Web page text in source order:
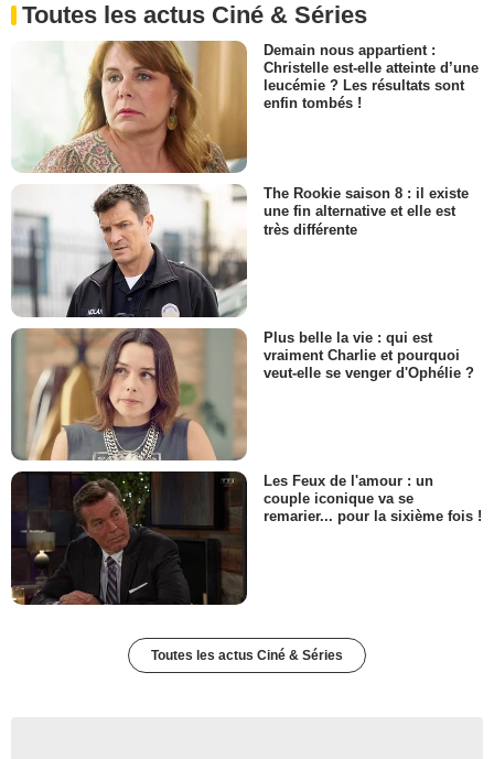
Toutes les actus Ciné & Séries
Demain nous appartient :
Christelle est-elle atteinte d’une
leucémie ? Les résultats sont
enfin tombés !
The Rookie saison 8 : il existe
une fin alternative et elle est
très différente
Plus belle la vie : qui est
vraiment Charlie et pourquoi
veut-elle se venger d'Ophélie ?
Les Feux de l'amour : un
couple iconique va se
remarier... pour la sixième fois !
Toutes les actus Ciné & Séries